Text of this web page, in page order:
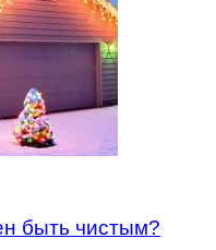
быть чистым?